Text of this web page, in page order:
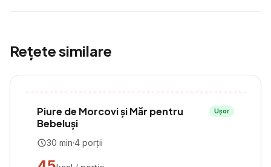
Rețete similare
Piure de Morcovi și Măr pentru
Bebeluși
Ușor
30 min·4 porții